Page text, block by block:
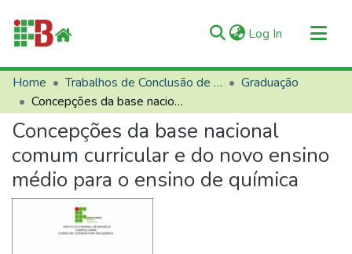
Log In (current)
Communities & Collections
All of RIIFB
Manuals and Terms
Statistics
About RIIFB
Contacts
Home Trabalhos de Conclusão de Curso (TCCs)
Graduação
Concepções da base nacional comum curricular e do novo ensino médio para o ensino de química
Concepções da base nacional
comum curricular e do novo ensino
médio para o ensino de química